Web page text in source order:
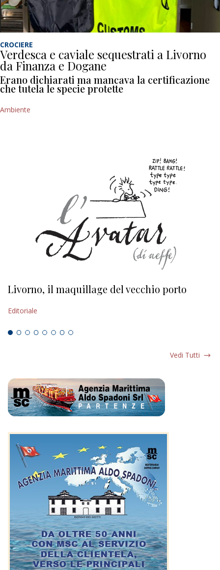
CROCIERE
Verdesca e caviale sequestrati a Livorno
da Finanza e Dogane
Erano dichiarati ma mancava la certificazione
che tutela le specie protette
Ambiente
Livorno, il maquillage del vecchio porto
Editoriale
Vedi Tutti